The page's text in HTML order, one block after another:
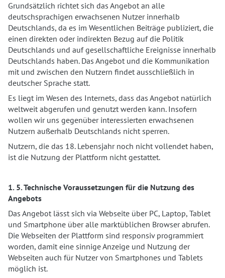
Grundsätzlich richtet sich das Angebot an alle
deutschsprachigen erwachsenen Nutzer innerhalb
Deutschlands, da es im Wesentlichen Beiträge publiziert, die
einen direkten oder indirekten Bezug auf die Politik
Deutschlands und auf gesellschaftliche Ereignisse innerhalb
Deutschlands haben. Das Angebot und die Kommunikation
mit und zwischen den Nutzern findet ausschließlich in
deutscher Sprache statt.
Es liegt im Wesen des Internets, dass das Angebot natürlich
weltweit abgerufen und genutzt werden kann. Insofern
wollen wir uns gegenüber interessierten erwachsenen
Nutzern außerhalb Deutschlands nicht sperren.
Nutzern, die das 18. Lebensjahr noch nicht vollendet haben,
ist die Nutzung der Plattform nicht gestattet.
1. 5. Technische Voraussetzungen für die Nutzung des
Angebots
Das Angebot lässt sich via Webseite über PC, Laptop, Tablet
und Smartphone über alle marktüblichen Browser abrufen.
Die Webseiten der Plattform sind responsiv programmiert
worden, damit eine sinnige Anzeige und Nutzung der
Webseiten auch für Nutzer von Smartphones und Tablets
möglich ist.